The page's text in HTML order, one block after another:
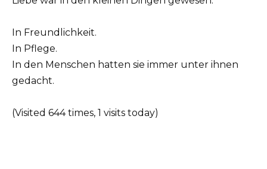
In Freundlichkeit.
In Pflege.
In den Menschen hatten sie immer unter ihnen
gedacht.
(Visited 644 times, 1 visits today)